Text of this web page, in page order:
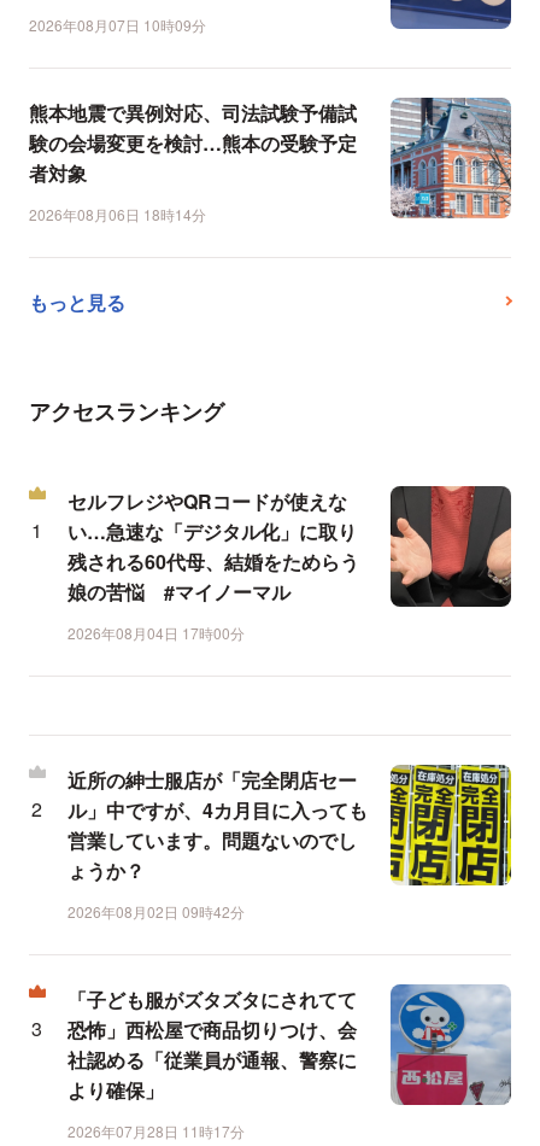
2026年08月07日 10時09分
熊本地震で異例対応、司法試験予備試
験の会場変更を検討…熊本の受験予定
者対象
2026年08月06日 18時14分
もっと見る
アクセスランキング
セルフレジやQRコードが使えな
い…急速な「デジタル化」に取り
残される60代母、結婚をためらう
娘の苦悩 #マイノーマル
2026年08月04日 17時00分
近所の紳士服店が「完全閉店セー
ル」中ですが、4カ月目に入っても
営業しています。問題ないのでし
ょうか？
2026年08月02日 09時42分
「子ども服がズタズタにされてて
恐怖」西松屋で商品切りつけ、会
社認める「従業員が通報、警察に
より確保」
2026年07月28日 11時17分